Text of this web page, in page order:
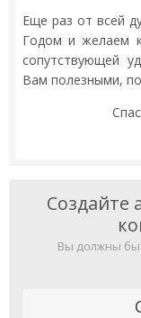
Еще раз от всей
Годом и желаем
сопутствующей
Вам полезными,
Создайте
Вы должны